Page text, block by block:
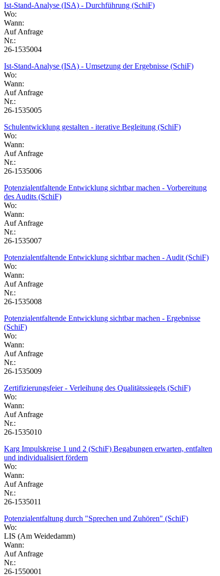
Ist-Stand-Analyse (ISA) - Durchführung (SchiF)
Wo:
Wann:
Auf Anfrage
Nr.:
26-1535004
Ist-Stand-Analyse (ISA) - Umsetzung der Ergebnisse (SchiF)
Wo:
Wann:
Auf Anfrage
Nr.:
26-1535005
Schulentwicklung gestalten - iterative Begleitung (SchiF)
Wo:
Wann:
Auf Anfrage
Nr.:
26-1535006
Potenzialentfaltende Entwicklung sichtbar machen - Vorbereitung
des Audits (SchiF)
Wo:
Wann:
Auf Anfrage
Nr.:
26-1535007
Potenzialentfaltende Entwicklung sichtbar machen - Audit (SchiF)
Wo:
Wann:
Auf Anfrage
Nr.:
26-1535008
Potenzialentfaltende Entwicklung sichtbar machen - Ergebnisse
(SchiF)
Wo:
Wann:
Auf Anfrage
Nr.:
26-1535009
Zertifizierungsfeier - Verleihung des Qualitätssiegels (SchiF)
Wo:
Wann:
Auf Anfrage
Nr.:
26-1535010
Karg Impulskreise 1 und 2 (SchiF) Begabungen erwarten, entfalten
und individualisiert fördern
Wo:
Wann:
Auf Anfrage
Nr.:
26-1535011
Potenzialentfaltung durch "Sprechen und Zuhören" (SchiF)
Wo:
LIS (Am Weidedamm)
Wann:
Auf Anfrage
Nr.:
26-1550001